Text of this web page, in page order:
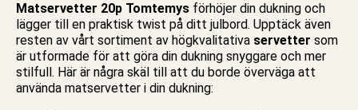
Matservetter 20p Tomtemys förhöjer din dukning och
lägger till en praktisk twist på ditt julbord. Upptäck även
resten av vårt sortiment av högkvalitativa servetter som
är utformade för att göra din dukning snyggare och mer
stilfull. Här är några skäl till att du borde överväga att
använda matservetter i din dukning: